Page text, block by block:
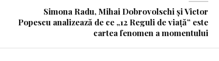
Simona Radu, Mihai Dobrovolschi și Victor
Popescu analizează de ce „12 Reguli de viață” este
cartea fenomen a momentului